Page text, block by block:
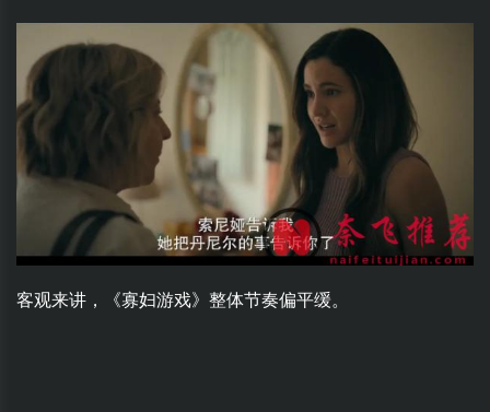
客观来讲，《寡妇游戏》整体节奏偏平缓。